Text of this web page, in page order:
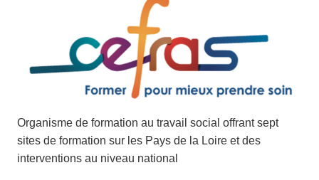
Organisme de formation au travail social offrant sept
sites de formation sur les Pays de la Loire et des
interventions au niveau national